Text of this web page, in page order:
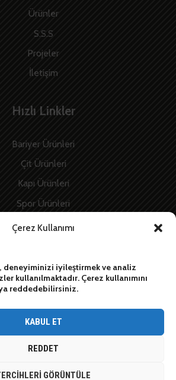
Çerez Kullanımı
deneyiminizi iyileştirmek ve analiz
kullanılmaktadır. Çerez kullanımını
reddedebilirsiniz.
KABUL ET
REDDET
GÖRÜNTÜLE
Ürünler
S.S.S
Projeler
İletişim
Hızlı Linkler
Bariyer Ürünleri
Çit Ürünleri
Kapı Ürünleri
Spor Ürünleri
İnşaat Ürünleri
BİZE YAZIN
title=”Sidebar contact form”]